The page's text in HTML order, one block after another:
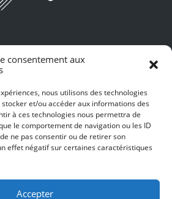
consentement aux
nous utilisons des technologies
et/ou accéder aux informations des
à ces technologies nous permettra de
le comportement de navigation ou les ID
ne pas consentir ou de retirer son
effet négatif sur certaines caractéristiques
Accepter